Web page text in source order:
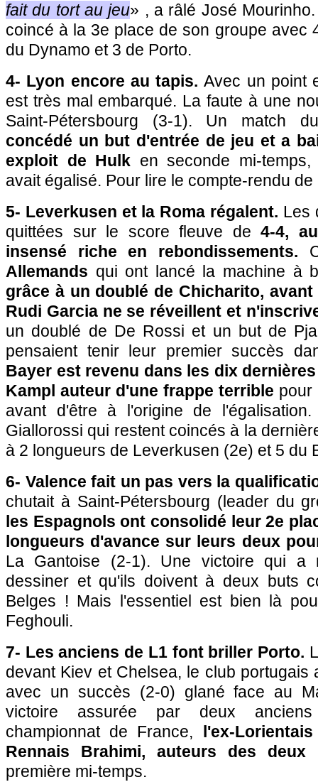
fait du tort au jeu» , a râlé José
coincé à la 3e place de son groupe avec
du Dynamo et 3 de Porto.
4- Lyon encore au tapis.Avec un point
est très mal embarqué. La faute à une
Saint-Pétersbourg (3-1). Un match
concédé un but d'entrée de jeu et a
exploit de Hulk en seconde mi-
avait égalisé. Pour lire le compte-rendu
5- Leverkusen et la Roma régalent. Les
quittées sur le score fleuve de 4-4,
insensé riche en rebondissements.
Allemands qui ont lancé la machine à
grâce à un doublé de Chicharito,
Rudi Garcia ne se réveillent et
un doublé de De Rossi et un but de
pensaient tenir leur premier succès
Bayer est revenu dans les dix
Kampl auteur d'une frappe terrible pour
avant d'être à l'origine de
Giallorossi qui restent coincés à la
à 2 longueurs de Leverkusen (2e) et 5 du
6- Valence fait un pas vers la
chutait à Saint-Pétersbourg (leader du
les Espagnols ont consolidé leur 2e
longueurs d'avance sur leurs deux
La Gantoise (2-1). Une victoire qui
dessiner et qu'ils doivent à deux buts
Belges ! Mais l'essentiel est bien là
Feghouli.
7- Les anciens de L1 font briller Porto.
devant Kiev et Chelsea, le club portugais
avec un succès (2-0) glané face au
victoire assurée par deux anciens
championnat de France, l'ex-
Rennais Brahimi, auteurs des
première mi-temps.